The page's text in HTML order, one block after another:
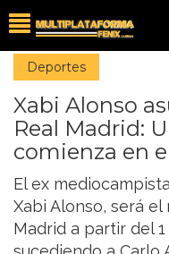
Deportes
Xabi Alonso
Real Madrid:
comienza en
El ex
Xabi Alonso, será
Madrid a partir del